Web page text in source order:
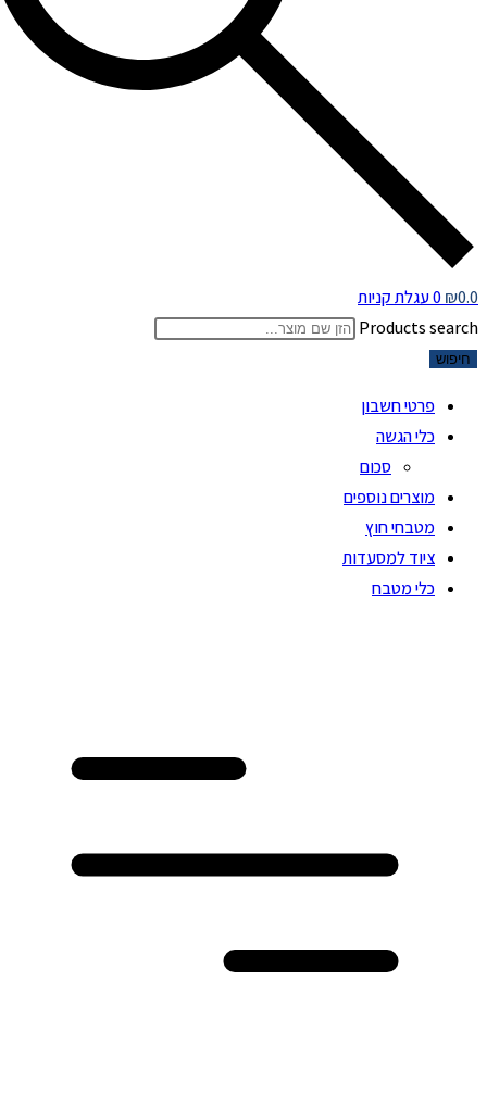
₪0.0
0 עגלת קניות
Products search
חיפוש
פרטי חשבון
כלי הגשה
סכום
מוצרים נוספים
מטבחי חוץ
ציוד למסעדות
כלי מטבח